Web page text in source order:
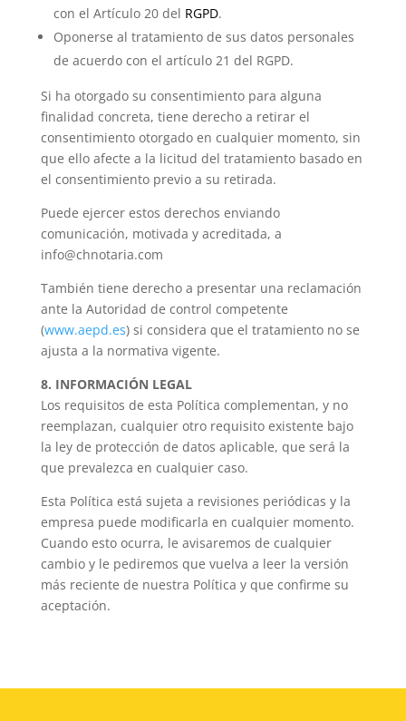
con el Artículo 20 del RGPD.
Oponerse al tratamiento de sus datos personales
de acuerdo con el artículo 21 del RGPD.
Si ha otorgado su consentimiento para alguna
finalidad concreta, tiene derecho a retirar el
consentimiento otorgado en cualquier momento, sin
que ello afecte a la licitud del tratamiento basado en
el consentimiento previo a su retirada.
Puede ejercer estos derechos enviando
comunicación, motivada y acreditada, a
info@chnotaria.com
También tiene derecho a presentar una reclamación
ante la Autoridad de control competente
(www.aepd.es) si considera que el tratamiento no se
ajusta a la normativa vigente.
8. INFORMACIÓN LEGAL
Los requisitos de esta Política complementan, y no
reemplazan, cualquier otro requisito existente bajo
la ley de protección de datos aplicable, que será la
que prevalezca en cualquier caso.
Esta Política está sujeta a revisiones periódicas y la
empresa puede modificarla en cualquier momento.
Cuando esto ocurra, le avisaremos de cualquier
cambio y le pediremos que vuelva a leer la versión
más reciente de nuestra Política y que confirme su
aceptación.